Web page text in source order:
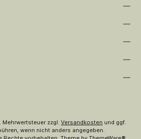
zzgl. Versandkosten und ggf.
wenn nicht anders angegeben.